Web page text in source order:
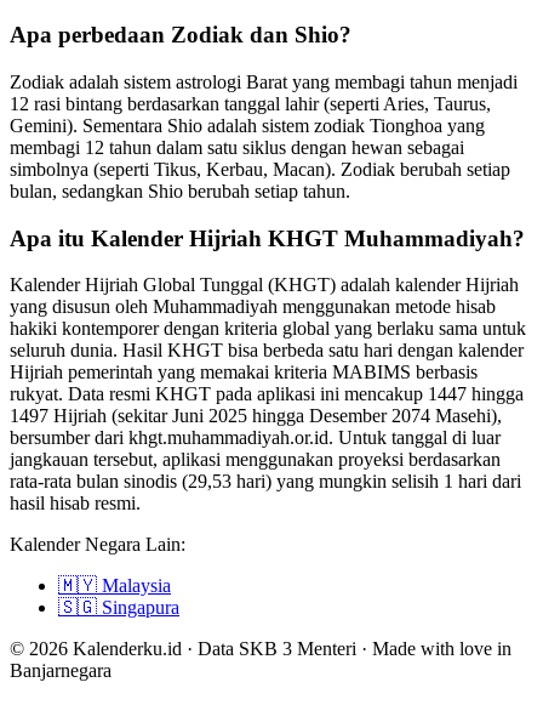
Apa perbedaan Zodiak dan Shio?
Zodiak adalah sistem astrologi Barat yang membagi tahun menjadi
12 rasi bintang berdasarkan tanggal lahir (seperti Aries, Taurus,
Gemini). Sementara Shio adalah sistem zodiak Tionghoa yang
membagi 12 tahun dalam satu siklus dengan hewan sebagai
simbolnya (seperti Tikus, Kerbau, Macan). Zodiak berubah setiap
bulan, sedangkan Shio berubah setiap tahun.
Apa itu Kalender Hijriah KHGT Muhammadiyah?
Kalender Hijriah Global Tunggal (KHGT) adalah kalender Hijriah
yang disusun oleh Muhammadiyah menggunakan metode hisab
hakiki kontemporer dengan kriteria global yang berlaku sama untuk
seluruh dunia. Hasil KHGT bisa berbeda satu hari dengan kalender
Hijriah pemerintah yang memakai kriteria MABIMS berbasis
rukyat. Data resmi KHGT pada aplikasi ini mencakup 1447 hingga
1497 Hijriah (sekitar Juni 2025 hingga Desember 2074 Masehi),
bersumber dari khgt.muhammadiyah.or.id. Untuk tanggal di luar
jangkauan tersebut, aplikasi menggunakan proyeksi berdasarkan
rata-rata bulan sinodis (29,53 hari) yang mungkin selisih 1 hari dari
hasil hisab resmi.
Kalender Negara Lain:
🇲🇾 Malaysia
🇸🇬 Singapura
© 2026 Kalenderku.id · Data SKB 3 Menteri · Made with love in
Banjarnegara